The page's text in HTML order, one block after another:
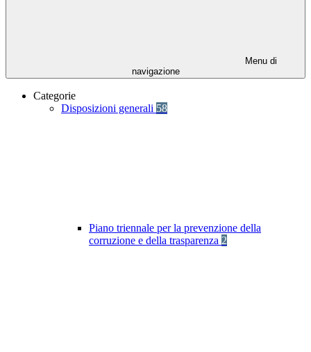
Menu di
navigazione
Categorie
Disposizioni generali 58
Piano triennale per la prevenzione della
corruzione e della trasparenza 2